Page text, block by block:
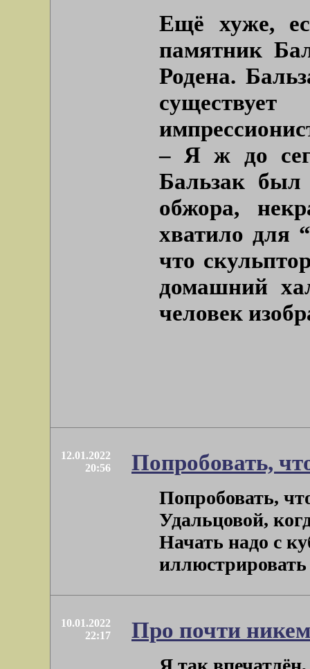
Ещё хуже,
памятник
Родена.
– Я ж до
Бальзак был
обжора,
хватило для
что
домашний
человек
12.01.2022
20:56
Попробовать,
Попробовать,
Удальцовой,
Начать надо с
иллюстрировать
10.01.2022
22:17
Про почти